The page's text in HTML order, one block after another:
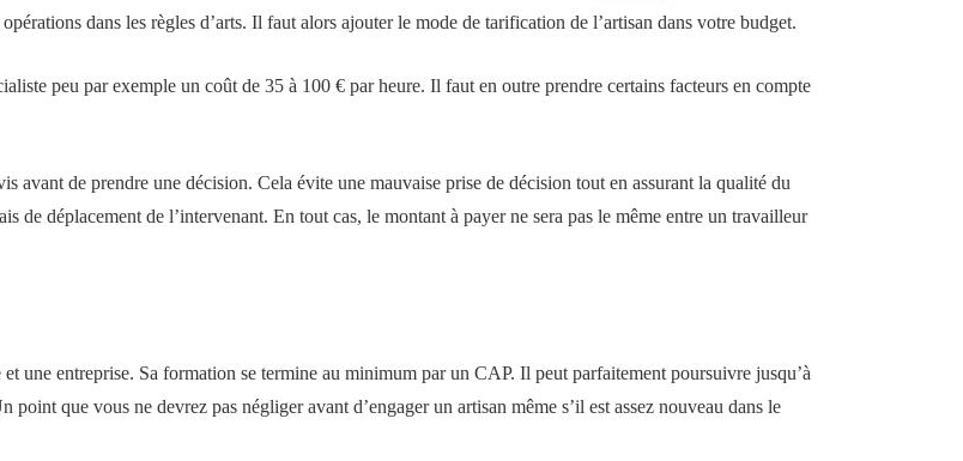
dans les règles d’arts. Il faut alors ajouter le mode de tarification de l’artisan dans votre budget.
peu par exemple un coût de 35 à 100 € par heure. Il faut en outre prendre certains facteurs en compte
avant de prendre une décision. Cela évite une mauvaise prise de décision tout en assurant la qualité du
de déplacement de l’intervenant. En tout cas, le montant à payer ne sera pas le même entre un travailleur
une entreprise. Sa formation se termine au minimum par un CAP. Il peut parfaitement poursuivre jusqu’à
que vous ne devrez pas négliger avant d’engager un artisan même s’il est assez nouveau dans le